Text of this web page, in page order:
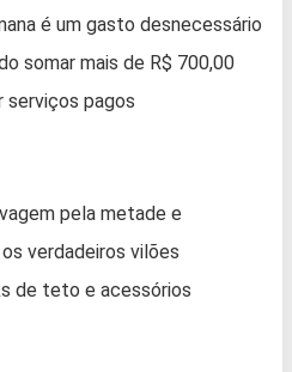
é um gasto desnecessário
somar mais de R$ 700,00
serviços pagos
pela metade e
verdadeiros vilões
de teto e acessórios